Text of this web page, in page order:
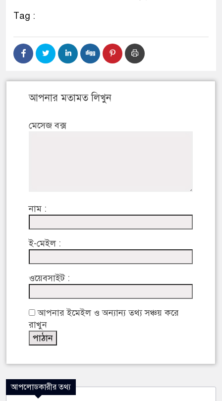
Tag :
আপনার মতামত লিখুন
মেসেজ বক্স
নাম :
ই-মেইল :
ওয়েবসাইট :
আপনার ইমেইল ও অন্যান্য তথ্য সঞ্চয় করে
রাখুন
আপলোডকারীর তথ্য